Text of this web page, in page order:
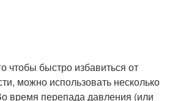
чтобы быстро избавиться от
можно использовать несколько
время перепада давления (или